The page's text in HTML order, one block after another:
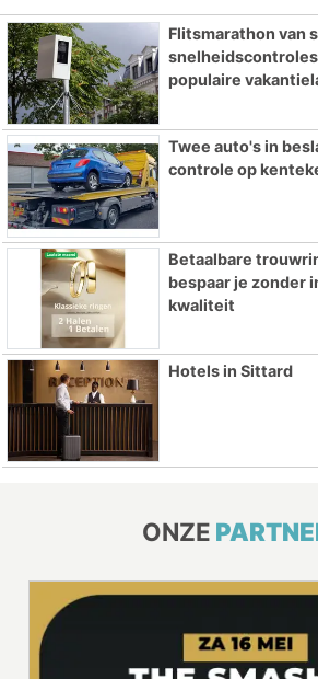
Flitsmarathon van
populaire
Twee auto's in
controle op
Betaalbare
bespaar je zonder
kwaliteit
Hotels in Sittard
ONZE